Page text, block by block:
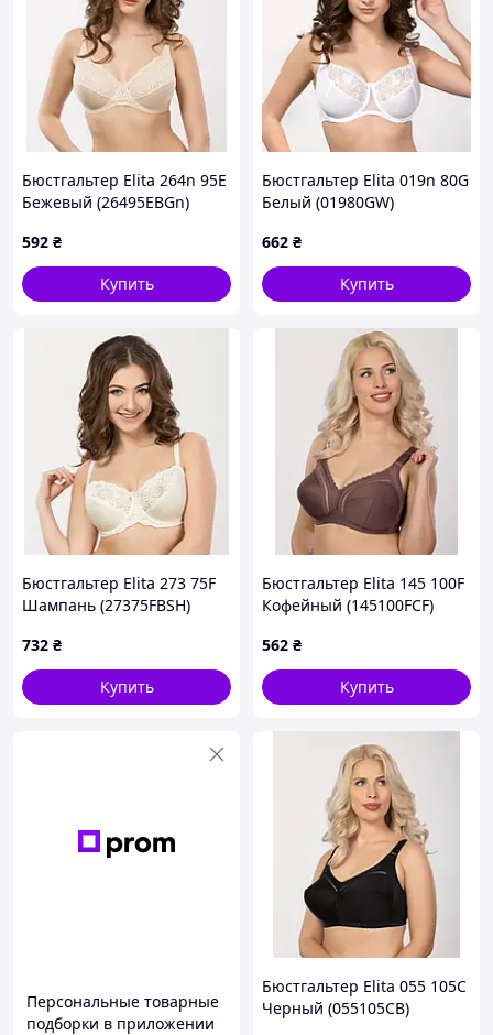
Бюстгальтер Elita 264n 95E
Бежевый (26495EBGn)
592 ₴
Купить
Бюстгальтер Elita 019n 80G
Белый (01980GW)
662 ₴
Купить
Бюстгальтер Elita 273 75F
Шампань (27375FBSH)
732 ₴
Купить
Бюстгальтер Elita 145 100F
Кофейный (145100FCF)
562 ₴
Купить
Персональные товарные
подборки в приложении
Бюстгальтер Elita 055 105C
Черный (055105CB)